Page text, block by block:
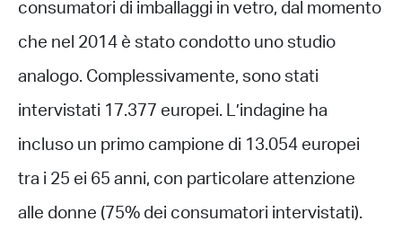
consumatori di imballaggi in vetro, dal momento
che nel 2014 è stato condotto uno studio
analogo. Complessivamente, sono stati
intervistati 17.377 europei. L’indagine ha
incluso un primo campione di 13.054 europei
tra i 25 ei 65 anni, con particolare attenzione
alle donne (75% dei consumatori intervistati).